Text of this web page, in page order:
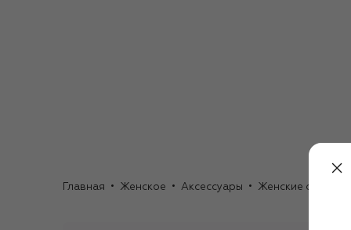
Главная Женское Аксессуары Женские очки